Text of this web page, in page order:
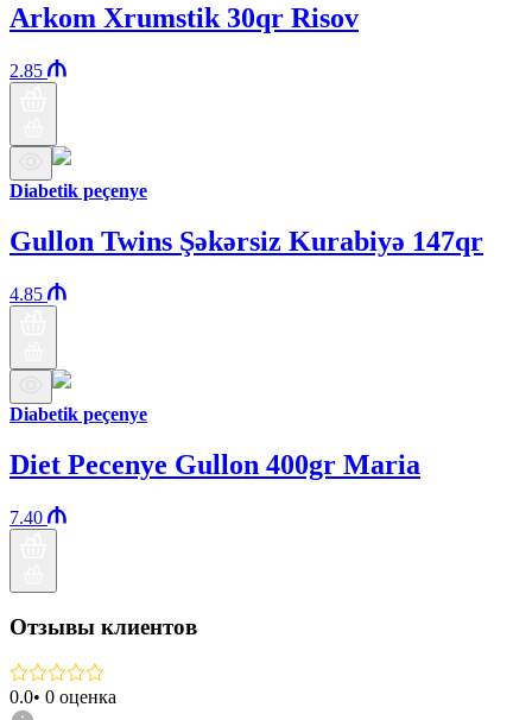
Arkom Xrumstik 30qr Risov
2.85
Diabetik peçenye
Gullon Twins Şəkərsiz Kurabiyə 147qr
4.85
Diabetik peçenye
Diet Pecenye Gullon 400gr Maria
7.40
Отзывы клиентов
0.0• 0 оценка